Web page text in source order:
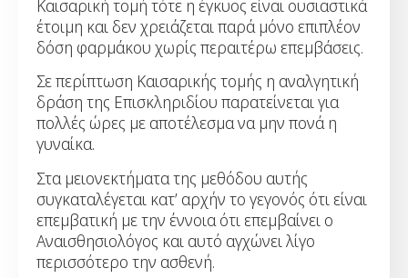
Καισαρική τομή τότε η έγκυος είναι ουσιαστικά
έτοιμη και δεν χρειάζεται παρά μόνο επιπλέον
δόση φαρμάκου χωρίς περαιτέρω επεμβάσεις.
Σε περίπτωση Καισαρικής τομής η αναλγητική
δράση της Επισκληριδίου παρατείνεται για
πολλές ώρες με αποτέλεσμα να μην πονά η
γυναίκα.
Στα μειονεκτήματα της μεθόδου αυτής
συγκαταλέγεται κατ’ αρχήν το γεγονός ότι είναι
επεμβατική με την έννοια ότι επεμβαίνει ο
Αναισθησιολόγος και αυτό αγχώνει λίγο
περισσότερο την ασθενή.